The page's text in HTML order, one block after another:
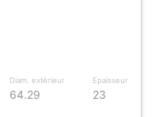
Diam. extérieur
64.29
Epaisseur
23